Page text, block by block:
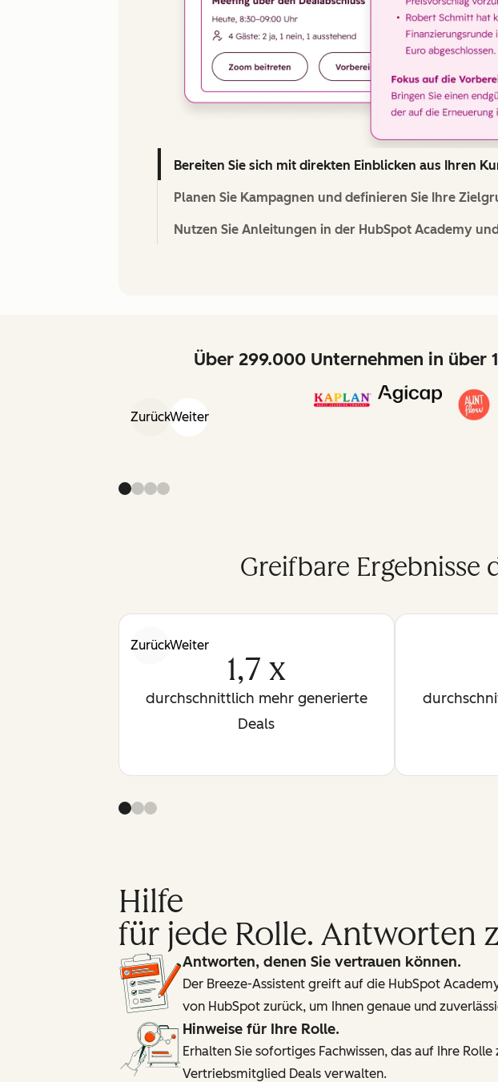
Bereiten Sie sich mit direkten Einblicken aus Ihren
Planen Sie Kampagnen und definieren Sie Ihre
Nutzen Sie Anleitungen in der HubSpot Academy
Über 299.000 Unternehmen in über
ZurückWeiter
Greifbare Ergebnisse
ZurückWeiter
1,7 x
durchschnittlich mehr generierte
Deals
Hilfe
für jede Rolle. Antworten
Antworten, denen Sie vertrauen können.
Der Breeze-Assistent greift auf die HubSpot
von HubSpot zurück, um Ihnen genaue und
Hinweise für Ihre Rolle.
Erhalten Sie sofortiges Fachwissen, das auf Ihre
Vertriebsmitglied Deals verwalten.